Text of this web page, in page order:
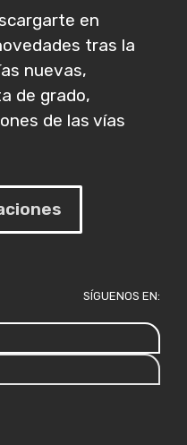
en
tras la
nuevas,
de grado,
de las vías
SÍGUENOS EN: